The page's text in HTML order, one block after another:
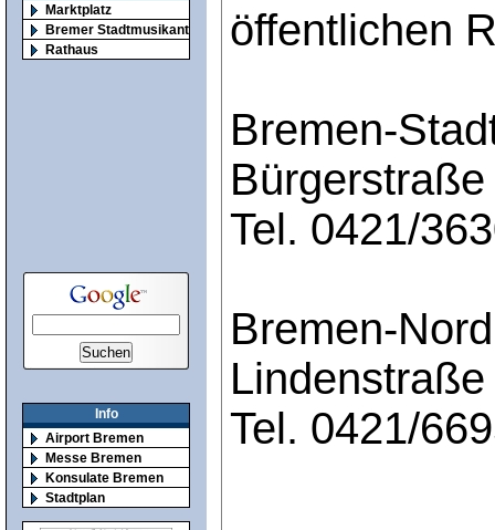
Marktplatz
Bremer Stadtmusikanten
Rathaus
Info
Airport Bremen
Messe Bremen
Konsulate Bremen
Stadtplan
öffentlichen
Bremen-
Bürgerstraße
Tel. 0421/
Bremen-Nord
Lindenstraße
Tel. 0421/